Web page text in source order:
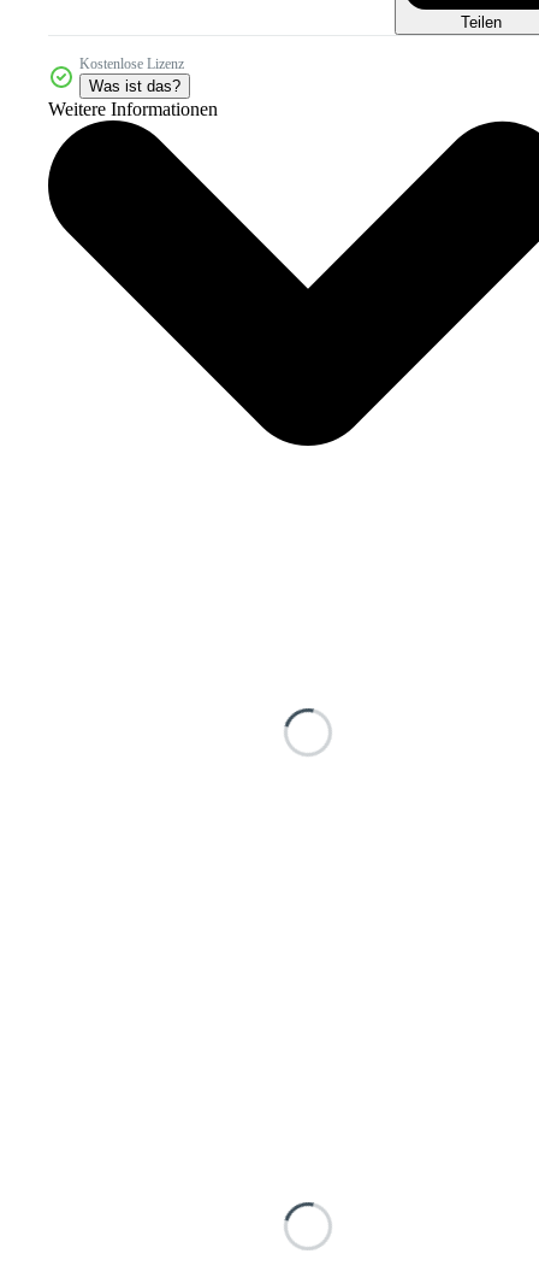
Teilen
Kostenlose Lizenz
Was ist das?
Weitere Informationen